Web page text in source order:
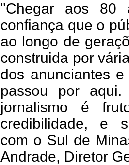
"Chegar aos 80
confiança que o
ao longo de
construida por
dos anunciantes
passou por
jornalismo é
credibilidade, e
com o Sul de
Andrade, Diretor